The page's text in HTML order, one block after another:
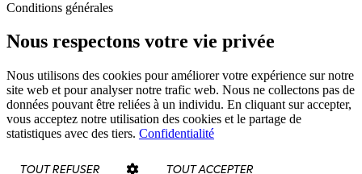
Conditions générales
Nous respectons votre vie privée
Nous utilisons des cookies pour améliorer votre expérience sur notre
site web et pour analyser notre trafic web. Nous ne collectons pas de
données pouvant être reliées à un individu. En cliquant sur accepter,
vous acceptez notre utilisation des cookies et le partage de
statistiques avec des tiers. Confidentialité
TOUT REFUSER TOUT ACCEPTER